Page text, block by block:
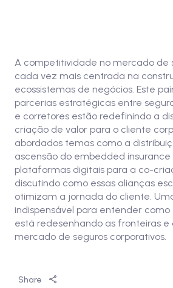
A competitividade no mercado de
cada vez mais centrada na
ecossistemas de negócios. Este
parcerias estratégicas entre
e corretores estão redefinindo a
criação de valor para o cliente
abordados temas como a
ascensão do embedded insurance
plataformas digitais para a co-
discutindo como essas alianças
otimizam a jornada do cliente.
indispensável para entender
está redesenhando as fronteiras e
mercado de seguros corporativos.
Share